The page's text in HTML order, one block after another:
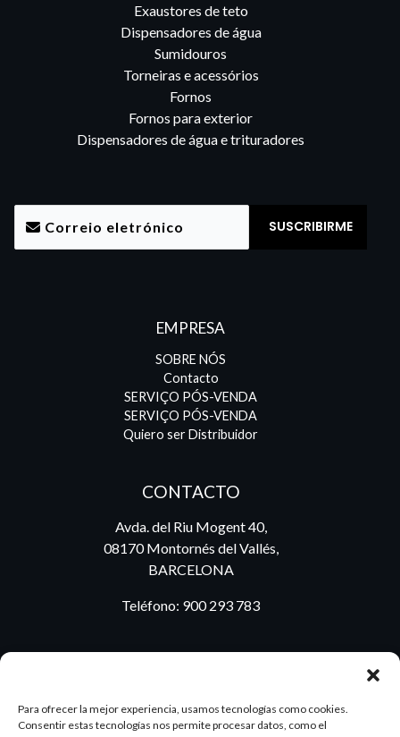
Para ofrecer la mejor experiencia, usamos tecnologías como cookies.
Consentir estas tecnologías nos permite procesar datos, como el
Exaustores de teto
Dispensadores de água
Sumidouros
Torneiras e acessórios
Fornos
Fornos para exterior
Dispensadores de água e trituradores
EMPRESA
SOBRE NÓS
Contacto
SERVIÇO PÓS-VENDA
SERVIÇO PÓS-VENDA
Quiero ser Distribuidor
CONTACTO
Avda. del Riu Mogent 40,
08170 Montornés del Vallés,
BARCELONA
Teléfono: 900 293 783